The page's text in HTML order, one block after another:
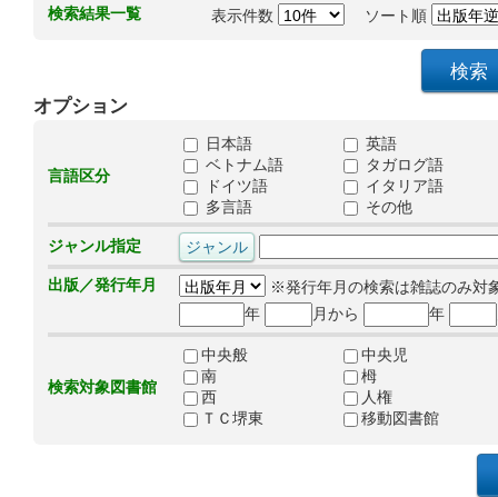
検索結果一覧 表示件数 ソート順
オプション
言語区分
日本語
英語
ベトナム語
タガログ語
ドイツ語
イタリア語
多言語
その他
ジャンル指定
出版／発行年月
※発行年月の検索は雑誌のみ対
年
月から 年
検索対象図書館
中央般
中央児
南
栂
西
人権
ＴＣ堺東
移動図書館